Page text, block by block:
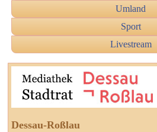
Umland
Sport
Livestream
Dessau-Roßlau